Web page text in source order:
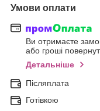
Умови оплати
Ви отримаєте
або гроші
Детальніше
Післяплата
Готівкою